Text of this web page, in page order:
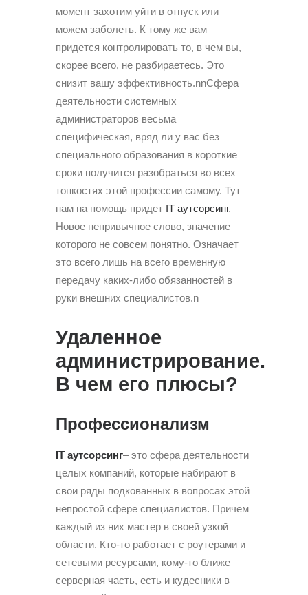
момент захотим уйти в отпуск или
можем заболеть. К тому же вам
придется контролировать то, в чем вы,
скорее всего, не разбираетесь. Это
снизит вашу эффективность.nnСфера
деятельности системных
администраторов весьма
специфическая, вряд ли у вас без
специального образования в короткие
сроки получится разобраться во всех
тонкостях этой профессии самому. Тут
нам на помощь придет IT аутсорсинг.
Новое непривычное слово, значение
которого не совсем понятно. Означает
это всего лишь на всего временную
передачу каких-либо обязанностей в
руки внешних специалистов.n
Удаленное
администрирование.
В чем его плюсы?
Профессионализм
IT аутсорсинг– это сфера деятельности
целых компаний, которые набирают в
свои ряды подкованных в вопросах этой
непростой сфере специалистов. Причем
каждый из них мастер в своей узкой
области. Кто-то работает с роутерами и
сетевыми ресурсами, кому-то ближе
серверная часть, есть и кудесники в